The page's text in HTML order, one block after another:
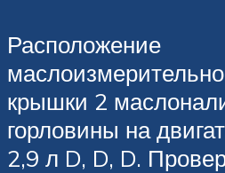
Расположение
крышки 2
горловины на
2,9 л D, D, D.